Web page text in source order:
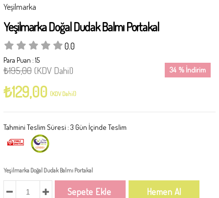
Yeşilmarka
Yeşilmarka Doğal Dudak Balmı Portakal
0.0
Para Puan :15
%
34 İndirim
₺195,00 (KDV Dahil)
₺129,00 (KDV Dahil)
Tahmini Teslim Süresi : 3 Gün İçinde Teslim
Yeşilmarka Doğal Dudak Balmı Portakal